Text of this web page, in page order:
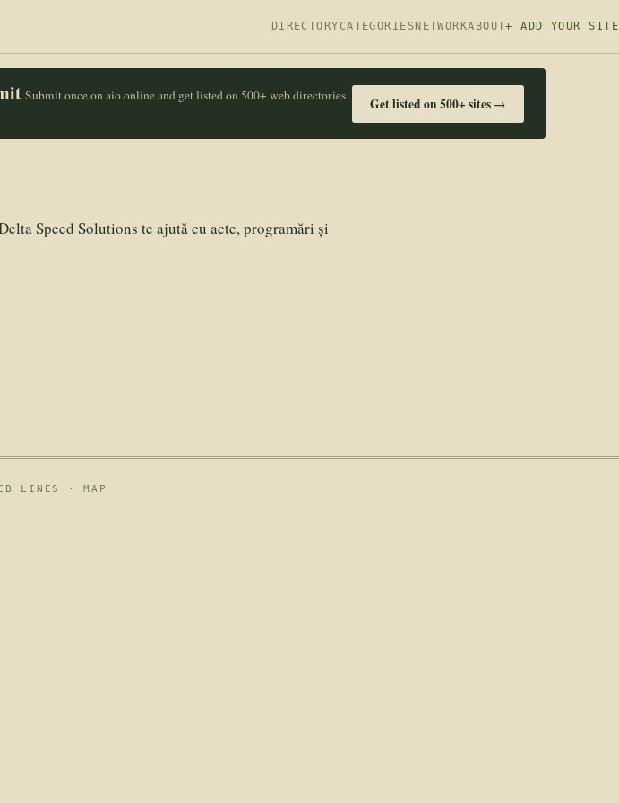
DIRECTORY CATEGORIES NETWORKABOUT+ ADD YOUR SITE
Submit once on aio.online and get listed on 500+ web directories
Get listed on 500+ sites →
Speed Solutions te ajută cu acte, programări și
LINES ·MAP